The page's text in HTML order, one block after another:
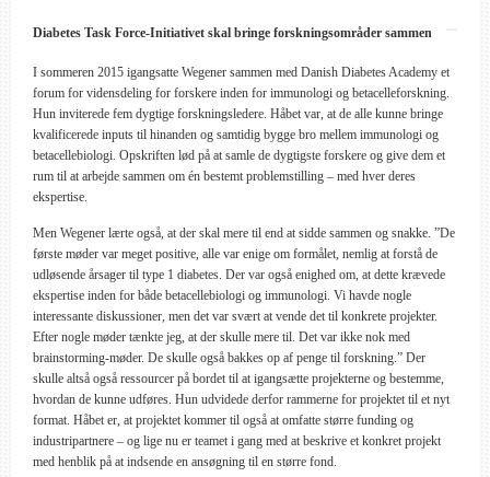
Diabetes Task Force-Initiativet skal bringe forskningsområder sammen
I sommeren 2015 igangsatte Wegener sammen med Danish Diabetes Academy et
forum for vidensdeling for forskere inden for immunologi og betacelleforskning.
Hun inviterede fem dygtige forskningsledere. Håbet var, at de alle kunne bringe
kvalificerede inputs til hinanden og samtidig bygge bro mellem immunologi og
betacellebiologi. Opskriften lød på at samle de dygtigste forskere og give dem et
rum til at arbejde sammen om én bestemt problemstilling – med hver deres
ekspertise.
Men Wegener lærte også, at der skal mere til end at sidde sammen og snakke. ”De
første møder var meget positive, alle var enige om formålet, nemlig at forstå de
udløsende årsager til type 1 diabetes. Der var også enighed om, at dette krævede
ekspertise inden for både betacellebiologi og immunologi. Vi havde nogle
interessante diskussioner, men det var svært at vende det til konkrete projekter.
Efter nogle møder tænkte jeg, at der skulle mere til. Det var ikke nok med
brainstorming-møder. De skulle også bakkes op af penge til forskning.” Der
skulle altså også ressourcer på bordet til at igangsætte projekterne og bestemme,
hvordan de kunne udføres. Hun udvidede derfor rammerne for projektet til et nyt
format. Håbet er, at projektet kommer til også at omfatte større funding og
industripartnere – og lige nu er teamet i gang med at beskrive et konkret projekt
med henblik på at indsende en ansøgning til en større fond.